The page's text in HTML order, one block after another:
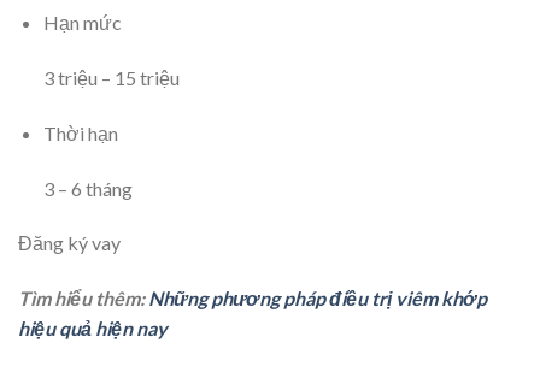
Hạn mức
3triệu – 15 triệu
Thời hạn
3– 6 tháng
Đăng ký vay
Tìm hiểu thêm:Những phương pháp điều trị viêm khớp
hiệu quả hiện nay